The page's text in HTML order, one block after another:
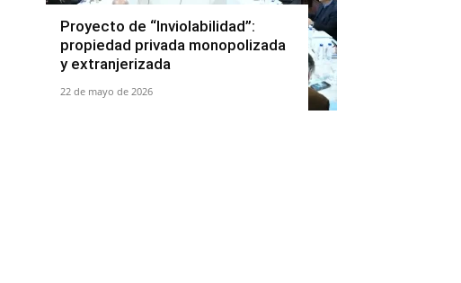
Proyecto de “Inviolabilidad”:
propiedad privada monopolizada
y extranjerizada
22 de mayo de 2026